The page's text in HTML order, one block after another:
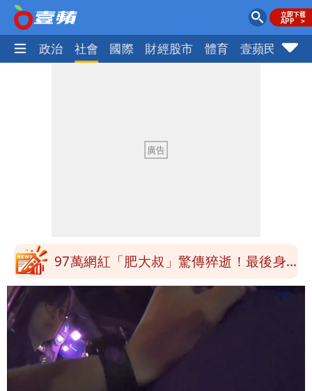
生活 政治 社會 國際 財經股市 體育 壹蘋民調
蔣萬安民調只贏5％「現任優勢去哪？」
明典曝後續變化
97萬網紅「肥大叔」驚傳猝逝！最後身
影曝 網驚覺不對
違約交割拉警報！金管會擬改制 違約1
次恐圈存
慈濟遭詐10億！律師看聲明揪「3點
怪」：不像被害人
藍昔狂譙擋疫苗 慈濟真變「世紀大騙